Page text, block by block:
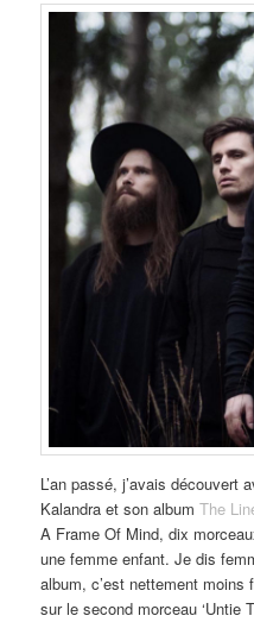
L’an passé, j’avais découvert
Kalandra et son albumThe
A Frame Of Mind, dix
une femme enfant. Je dis
album, c’est nettement
sur le second morceau ‘Untie